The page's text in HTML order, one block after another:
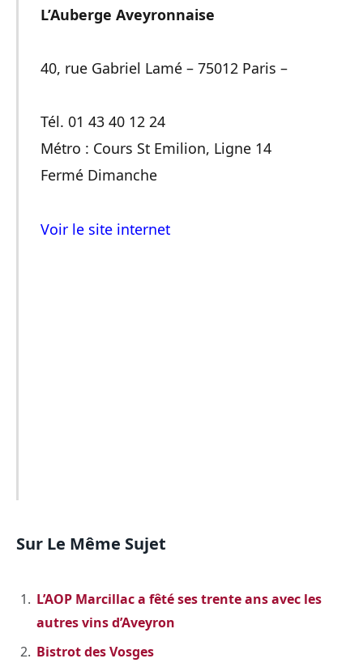
L’Auberge Aveyronnaise
40, rue Gabriel Lamé – 75012 Paris –
Tél. 01 43 40 12 24
Métro : Cours St Emilion, Ligne 14
Fermé Dimanche
Voir le site internet
Sur Le Même Sujet
L’AOP Marcillac a fêté ses trente ans avec les
autres vins d’Aveyron
Bistrot des Vosges